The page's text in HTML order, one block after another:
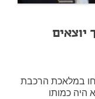
יוצאים
במלאכת הרכבת
היה כמותו